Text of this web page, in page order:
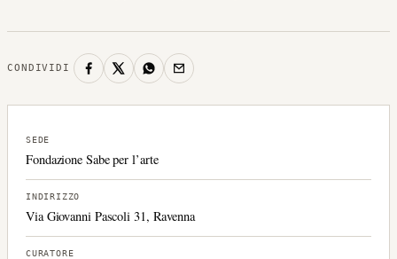
CONDIVIDI
SEDE
Fondazione Sabe per l’arte
INDIRIZZO
Via Giovanni Pascoli 31, Ravenna
CURATORE